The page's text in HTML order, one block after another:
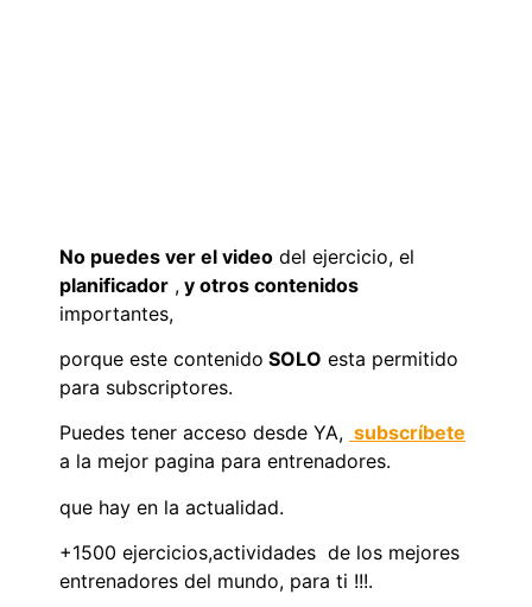
No puedes ver el video del ejercicio, el
planificador , y otros contenidos
importantes,
porque este contenido SOLO esta permitido
para subscriptores.
Puedes tener acceso desde YA, subscríbete
a la mejor pagina para entrenadores.
que hay en la actualidad.
+1500 ejercicios,actividades de los mejores
entrenadores del mundo, para ti !!!.